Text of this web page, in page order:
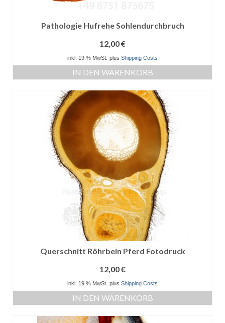
Pathologie Hufrehe Sohlendurchbruch
12,00€
inkl. 19 % MwSt. plus Shipping Costs
IN DEN WARENKORB
Querschnitt Röhrbein Pferd Fotodruck
12,00€
inkl. 19 % MwSt. plus Shipping Costs
IN DEN WARENKORB